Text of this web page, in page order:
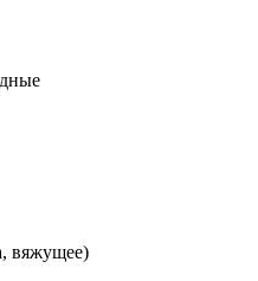
вяжущее)